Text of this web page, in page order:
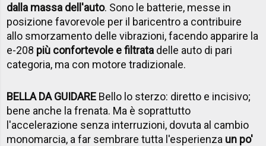
dalla massa dell'auto. Sono le batterie, messe in
posizione favorevole per il baricentro a contribuire
allo smorzamento delle vibrazioni, facendo apparire la
e-208 più confortevole e filtrata delle auto di pari
categoria, ma con motore tradizionale.
BELLA DA GUIDARE Bello lo sterzo: diretto e incisivo;
bene anche la frenata. Ma è soprattutto
l'accelerazione senza interruzioni, dovuta al cambio
monomarcia, a far sembrare tutta l'esperienza un po'